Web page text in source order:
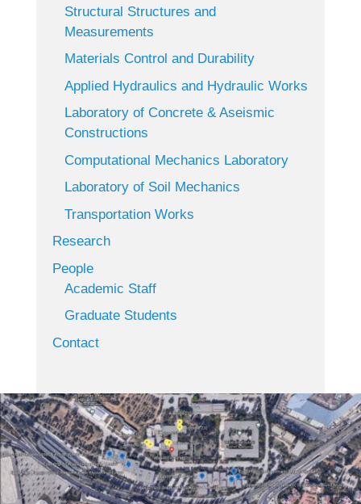
Structural Structures and
Measurements
Materials Control and Durability
Applied Hydraulics and Hydraulic Works
Laboratory of Concrete & Aseismic
Constructions
Computational Mechanics Laboratory
Laboratory of Soil Mechanics
Transportation Works
Research
People
Academic Staff
Graduate Students
Contact